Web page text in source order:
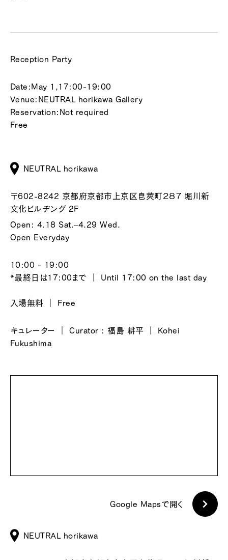
Reception Party
Date:May 1,17:00-19:00
Venue:NEUTRAL horikawa Gallery
Reservation:Not required
Free
NEUTRAL horikawa
〒602-8242 京都府京都市上京区皀莢町２８７ 堀川新
文化ビルヂング 2F
Open: 4.18 Sat.–4.29 Wed.
Open Everyday
10:00 - 19:00
*最終日は17:00まで ｜ Until 17:00 on the last day
入場無料 ｜ Free
キュレーター ｜ Curator : 福島 耕平 ｜ Kohei
Fukushima
Google Mapsで開く
NEUTRAL horikawa